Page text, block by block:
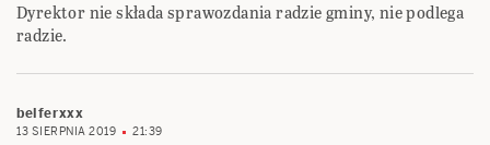
Dyrektor nie składa sprawozdania radzie gminy, nie podlega
radzie.
belferxxx
13 SIERPNIA 2019 21:39